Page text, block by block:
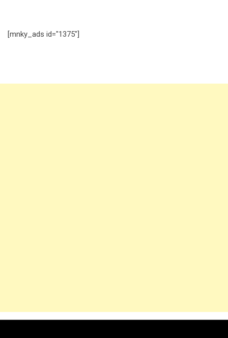
[mnky_ads id="1375"]